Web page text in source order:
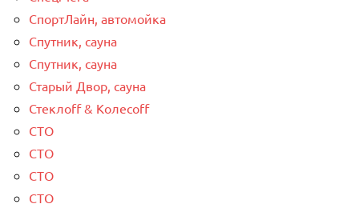
СпортЛайн, автомойка
Спутник, сауна
Спутник, сауна
Старый Двор, сауна
Стеклоff & Колесоff
СТО
СТО
СТО
СТО